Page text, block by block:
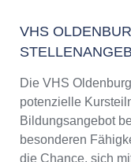
VHS
Die VHS
potenzielle
Bildungsangebot
besonderen
die Chance, sich